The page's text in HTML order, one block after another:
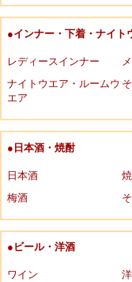
●インナー・下着・ナイト
レディースインナー
ナイトウエア・ルームウ
エア
●日本酒・焼酎
日本酒
梅酒
●ビール・洋酒
ワイン